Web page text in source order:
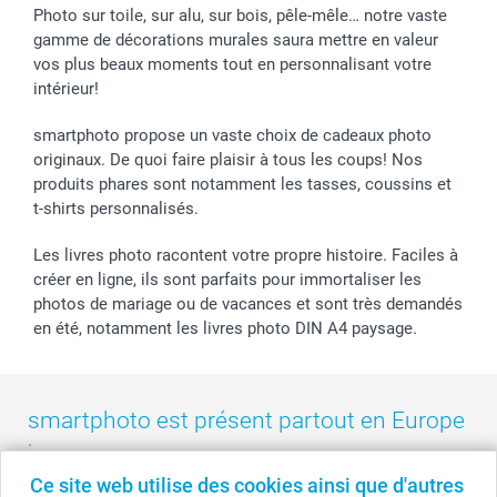
Ce site web utilise des cookies ainsi que d'autres
Stickers & Etiquettes
Chèque Cadeau
Affiliation
Investor Relations
B2B smartbusiness
Droit de rétractation
Confirmation ou communion
Mariage
Fête d'anniversaire
Collection naissance
Tous les évènements
Livraison en 48 heures
Modes de Paiement
Identifiez-vous
Plan du site
Statut de ma commande
smarfriends
smartgarantie
smartbonus
Photo sur toile, sur alu, sur bois, pêle-mêle… notre vaste
gamme de décorations murales saura mettre en valeur
vos plus beaux moments tout en personnalisant votre
intérieur!
smartphoto propose un vaste choix de cadeaux photo
originaux. De quoi faire plaisir à tous les coups! Nos
produits phares sont notamment les tasses, coussins et
t-shirts personnalisés.
Les livres photo racontent votre propre histoire. Faciles à
créer en ligne, ils sont parfaits pour immortaliser les
photos de mariage ou de vacances et sont très demandés
en été, notamment les livres photo DIN A4 paysage.
smartphoto est présent partout en Europe
:
België - Belgique - Danmark - Deutschland - France - Ireland